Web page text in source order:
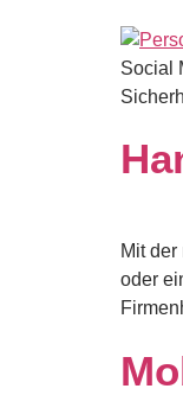
Social
Mit
oder